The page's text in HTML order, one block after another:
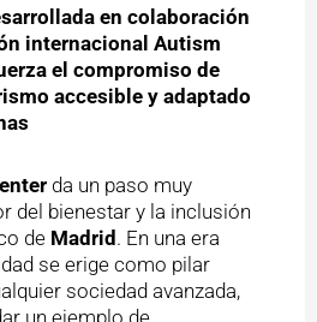
en colaboración
internacional Autism
el compromiso de
accesible y adaptado
da un paso muy
del bienestar y la inclusión
de Madrid . En una era
se erige como pilar
sociedad avanzada,